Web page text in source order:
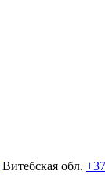
Витебская обл.